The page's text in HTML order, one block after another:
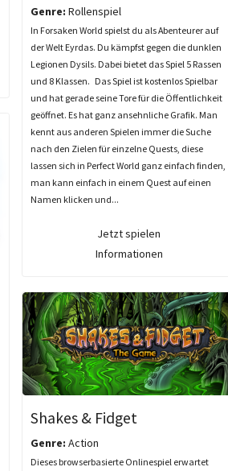
Genre: Rollenspiel
In Forsaken World spielst du als Abenteurer auf
der Welt Eyrdas. Du kämpfst gegen die dunklen
Legionen Dysils. Dabei bietet das Spiel 5 Rassen
und 8 Klassen. Das Spiel ist kostenlos Spielbar
und hat gerade seine Tore für die Öffentlichkeit
geöffnet. Es hat ganz ansehnliche Grafik. Man
kennt aus anderen Spielen immer die Suche
nach den Zielen für einzelne Quests, diese
lassen sich in Perfect World ganz einfach finden,
man kann einfach in einem Quest auf einen
Namen klicken und...
Jetzt spielen
Informationen
Shakes & Fidget
Genre: Action
Dieses browserbasierte Onlinespiel erwartet